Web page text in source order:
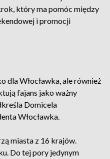
który ma pomóc między
i promocji
dla Włocławka, ale również
fajans jako ważny
Domicela
Włocławka.
miasta z 16 krajów.
Do tej pory jedynym